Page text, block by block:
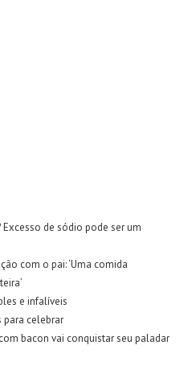
de sódio pode ser um
com o pai: ‘Uma comida
e infalíveis
para celebrar
bacon vai conquistar seu paladar